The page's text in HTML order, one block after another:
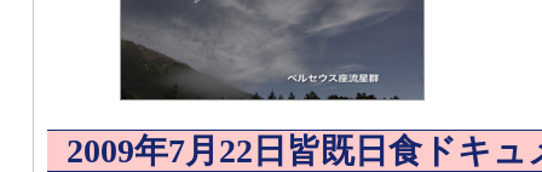
2009年7月22日皆既日食ドキュ